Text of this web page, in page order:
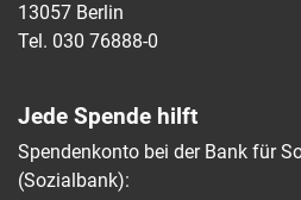
13057 Berlin
Tel. 030 76888-0
Jede Spende hilft
Spendenkonto bei der Bank für
(Sozialbank):